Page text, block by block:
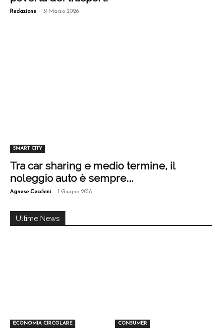
Redazione - 31 Marzo 2026
SMART CITY
Tra car sharing e medio termine, il
noleggio auto è sempre...
Agnese Cecchini - 1 Giugno 2018
Ultime News
ECONOMIA CIRCOLARE CONSUMER